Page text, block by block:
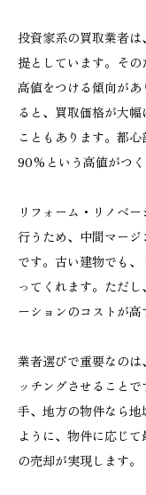
投資家系の買取業者
提としています。そ
高値をつける傾向が
ると、買取価格が大
こともあります。都
90%という高値がつく
リフォーム・リノベ
行うため、中間マー
です。古い建物でも
ってくれます。ただ
ーションのコストが高
業者選びで重要なの
ッチングさせること
手、地方の物件なら
ように、物件に応じ
の売却が実現します。